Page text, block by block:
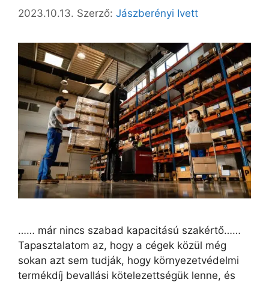
2023.10.13. Szerző: Jászberényi Ivett
…… már nincs szabad kapacitású szakértő……
Tapasztalatom az, hogy a cégek közül még
sokan azt sem tudják, hogy környezetvédelmi
termékdíj bevallási kötelezettségük lenne, és